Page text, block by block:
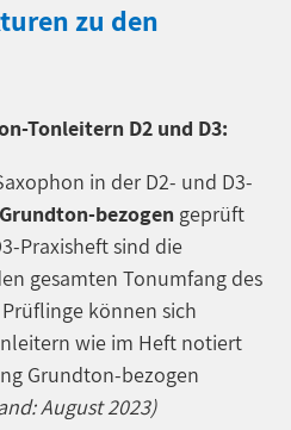
zu den
Tonleitern D2 und D3:
in der D2- und D3-
Grundton-bezogen geprüft
Praxisheft sind die
gesamten Tonumfang des
können sich
wie im Heft notiert
Grundton-bezogen
August 2023)